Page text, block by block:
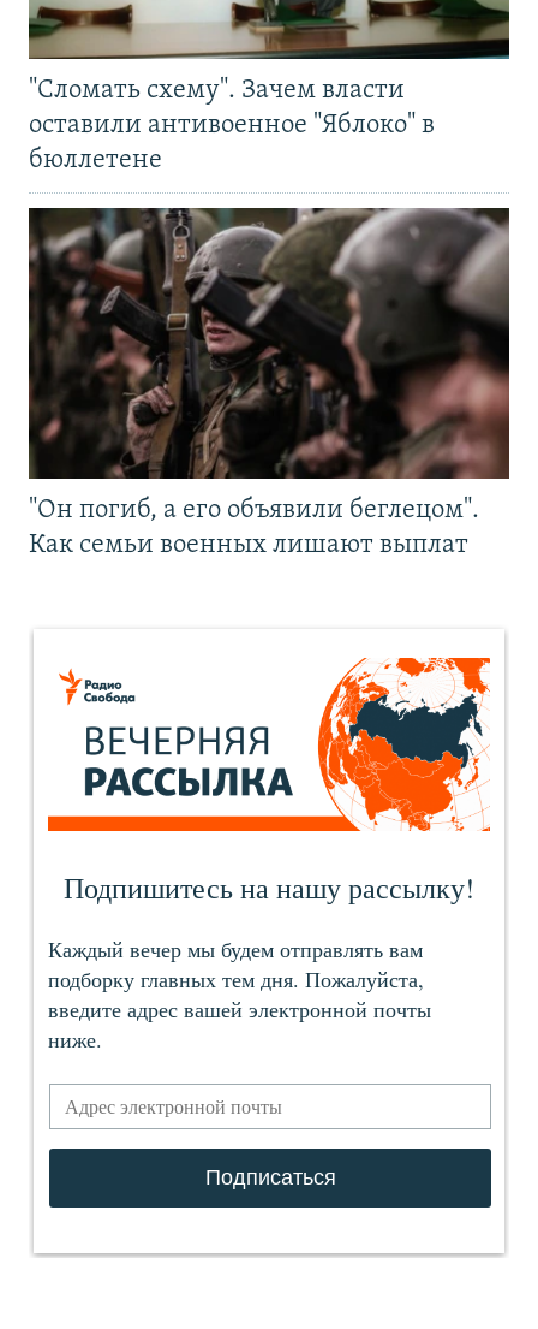
"Сломать схему". Зачем власти
оставили антивоенное "Яблоко" в
бюллетене
"Он погиб, а его объявили беглецом".
Как семьи военных лишают выплат